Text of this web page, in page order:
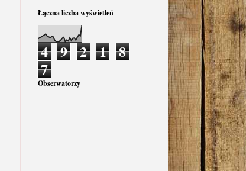
Łączna liczba wyświetleń
4 9 2 1 8
7
Obserwatorzy